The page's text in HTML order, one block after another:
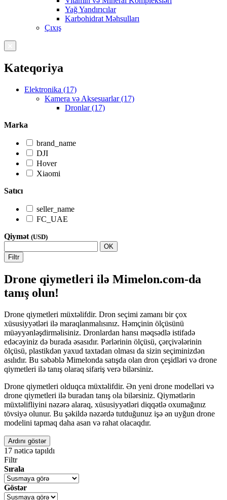
Yağ Yandırıcılar
Karbohidrat Məhsulları
Çıxış
Kateqoriya
Elektronika (17)
Kamera və Aksesuarlar (17)
Dronlar (17)
Marka
brand_name
DJI
Hover
Xiaomi
Satıcı
seller_name
FC_UAE
Qiymət (USD)
OK
Filtr
Drone qiymetleri ilə Mimelon.com-da
tanış olun!
Drone qiymetleri müxtəlifdir. Dron seçimi zamanı bir çox
xüsusiyyətləri ilə maraqlanmalısınız. Həmçinin ölçüsünü
müəyyənləşdirməlisiniz. Dronlardan hansı məqsədlə istifadə
edəcəyiniz də burada əsasıdır. Pərlərinin ölçüsü, çərçivələrinin
ölçüsü, plastikdən yaxud taxtadan olması da sizin seçiminizdən
asılıdır. Bu səbəblə Mimelonda satışda olan dron çeşidləri və drone
qiymetleri ilə tanış olaraq sifariş verə bilərsiniz.
Drone qiymetleri olduqca müxtəlifdir. Ən yeni drone modelləri və
drone qiymetleri ilə buradan tanış ola bilərsiniz. Qiymətlərin
müxtəlifliyini nəzərə alaraq, xüsusiyyətləri diqqətlə oxumağınız
tövsiyə olunur. Bu şəkildə nəzərdə tutduğunuz işə ən uyğun drone
modelini tapmaq daha asan və rahat olacaqdır.
Ardını göstər
17 nəticə tapıldı
Filtr
Sırala
Göstər